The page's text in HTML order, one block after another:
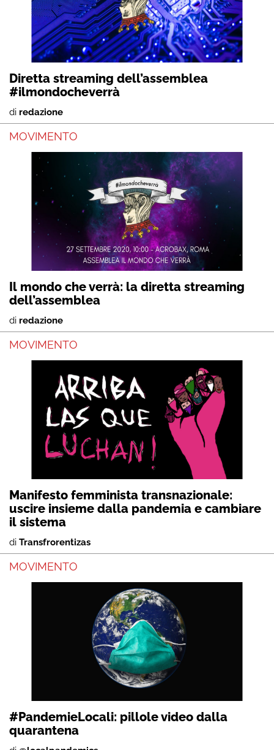
Diretta streaming dell’assemblea
#ilmondocheverrà
di redazione
MOVIMENTO
Il mondo che verrà: la diretta streaming
dell’assemblea
di redazione
MOVIMENTO
Manifesto femminista transnazionale:
uscire insieme dalla pandemia e cambiare
il sistema
di Transfrorentizas
MOVIMENTO
#PandemieLocali: pillole video dalla
quarantena